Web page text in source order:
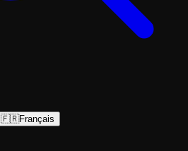
🇫🇷Français